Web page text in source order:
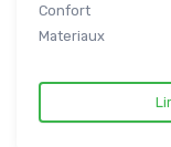
Confort
Materiaux